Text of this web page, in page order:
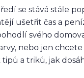
se stává stále
ušetřit čas a
svého
nebo jen chcete
a triků, jak